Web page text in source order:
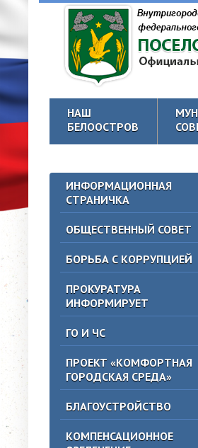
НАШ
БЕЛООСТРОВ
ИНФОРМАЦИОННАЯ
СТРАНИЧКА
ОБЩЕСТВЕННЫЙ СОВЕТ
БОРЬБА С КОРРУПЦИЕЙ
ПРОКУРАТУРА
ИНФОРМИРУЕТ
ГО И ЧС
ПРОЕКТ «КОМФОРТНАЯ
ГОРОДСКАЯ СРЕДА»
БЛАГОУСТРОЙСТВО
КОМПЕНСАЦИОННОЕ